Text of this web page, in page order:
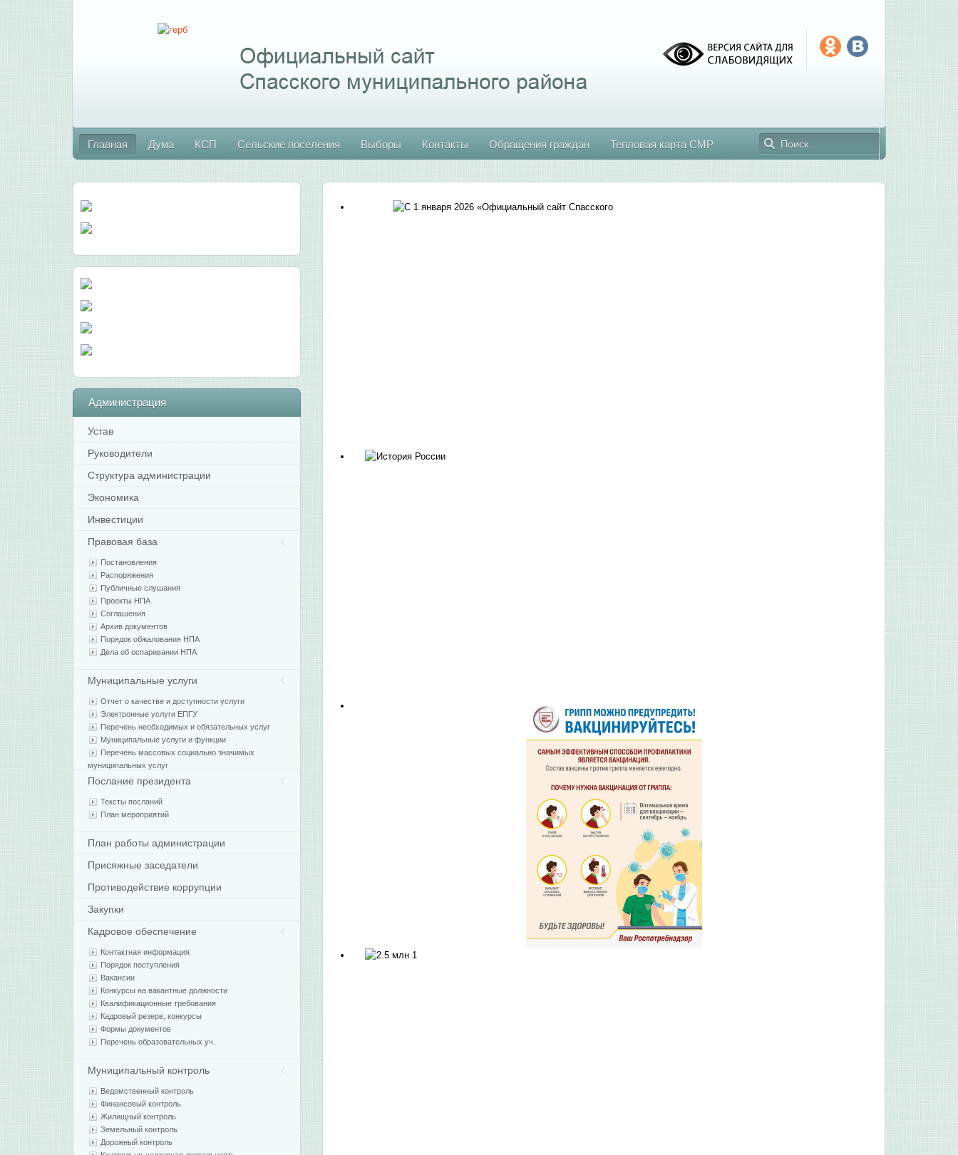
Главная Дума КСП Сельские поселения Выборы Контакты Обращения граждан Тепловая карта СМР
Администрация
Устав
Руководители
Структура администрации
Экономика
Инвестиции
Правовая база
Постановления
Распоряжения
Публичные слушания
Проекты НПА
Соглашения
Архив документов
Порядок обжалования НПА
Дела об оспаривании НПА
Муниципальные услуги
Отчет о качестве и доступности услуги
Электронные услуги ЕПГУ
Перечень необходимых и обязательных услуг
Муниципальные услуги и функции
Перечень массовых социально значимых
муниципальных услуг
Послание президента
Тексты посланий
План мероприятий
План работы администрации
Присяжные заседатели
Противодействие коррупции
Закупки
Кадровое обеспечение
Контактная информация
Порядок поступления
Вакансии
Конкурсы на вакантные должности
Квалификационные требования
Кадровый резерв, конкурсы
Формы документов
Перечень образовательных уч.
Муниципальный контроль
Ведомственный контроль
Финансовый контроль
Жилищный контроль
Земельный контроль
Дорожный контроль